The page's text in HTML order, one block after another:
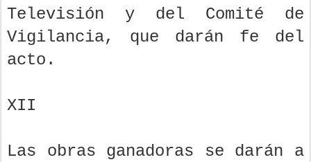
Televisión y del Comité de
Vigilancia, que darán fe del
acto.
XII
Las obras ganadoras se darán a